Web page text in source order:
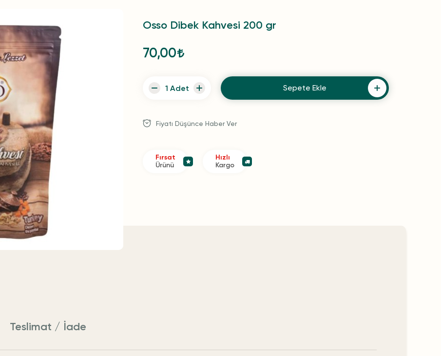
Osso Dibek Kahvesi 200 gr
70,00
Sepete Ekle
Fiyatı Düşünce Haber Ver
Fırsat
Ürünü
Hızlı
Kargo
Teslimat / İade